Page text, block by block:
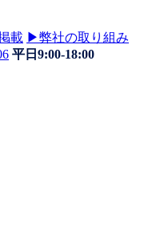
載 ▶弊社の取り組み
平日9:00-18:00